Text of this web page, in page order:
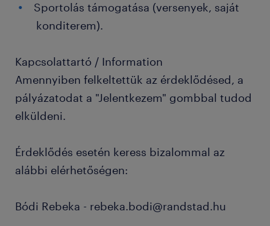
Sportolás támogatása (versenyek, saját
konditerem).
Kapcsolattartó / Information
Amennyiben felkeltettük az érdeklődésed, a
pályázatodat a "Jelentkezem" gombbal tudod
elküldeni.
Érdeklődés esetén keress bizalommal az
alábbi elérhetőségen:
Bódi Rebeka - rebeka.bodi@randstad.hu